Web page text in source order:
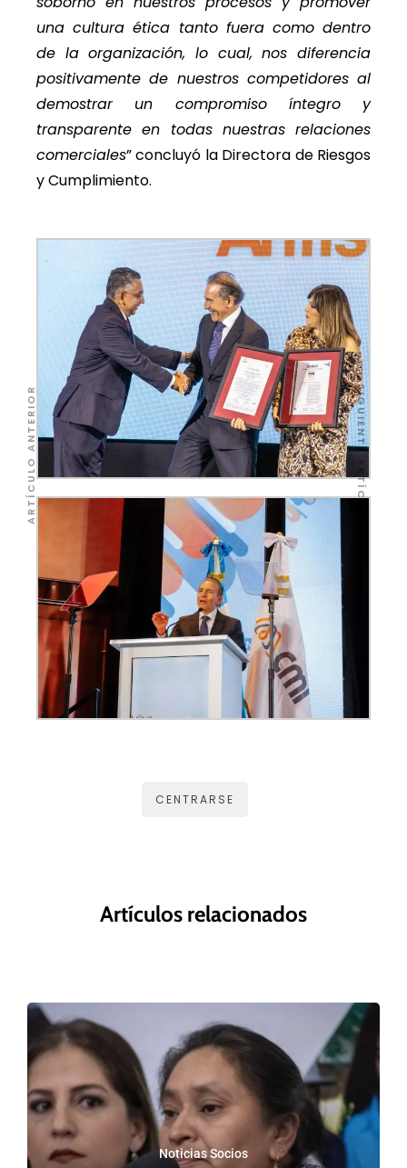
una cultura ética tanto fuera como dentro
de la organización, lo cual, nos diferencia
positivamente de nuestros competidores al
demostrar un compromiso íntegro y
transparente en todas nuestras relaciones
comerciales” concluyó la Directora de Riesgos
y Cumplimiento.
CENTRARSE
Artículos relacionados
Noticias Socios
ARTÍCULO ANTERIOR SIGUIENTE ARTÍCULO